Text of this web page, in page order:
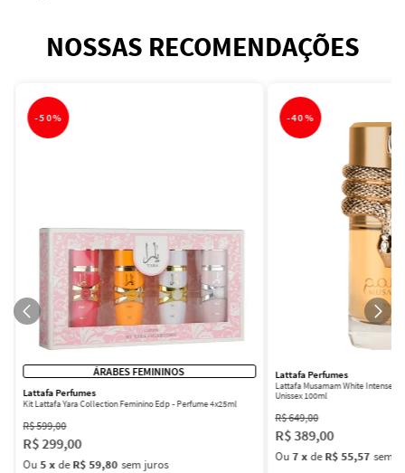
NOSSAS RECOMENDAÇÕES
-50%
ÁRABES FEMININOS
Lattafa Perfumes
Kit Lattafa Yara Collection Feminino Edp - Perfume 4x25ml
R$599,00
R$ 299,00
Ou5 xdeR$ 59,80 sem juros
-40%
Lattafa Perfumes
Lattafa Musamam White Intense
Unissex 100ml
R$649,00
R$389,00
Ou7xdeR$ 55,57 sem